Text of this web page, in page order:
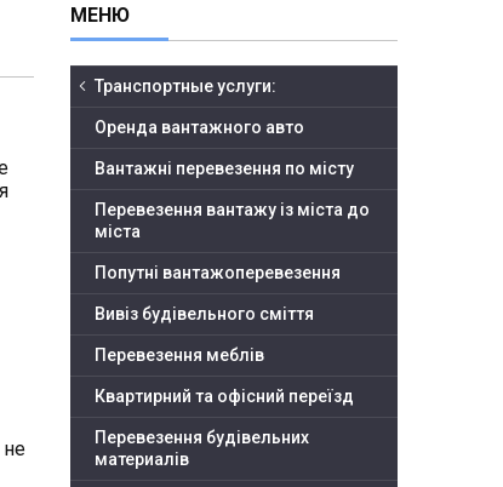
Транспортные услуги:
Оренда вантажного авто
Вантажні перевезення по місту
Перевезення вантажу із міста до
міста
Попутні вантажоперевезення
Вивіз будівельного сміття
Перевезення меблів
Квартирний та офісний переїзд
Перевезення будівельних
материалів